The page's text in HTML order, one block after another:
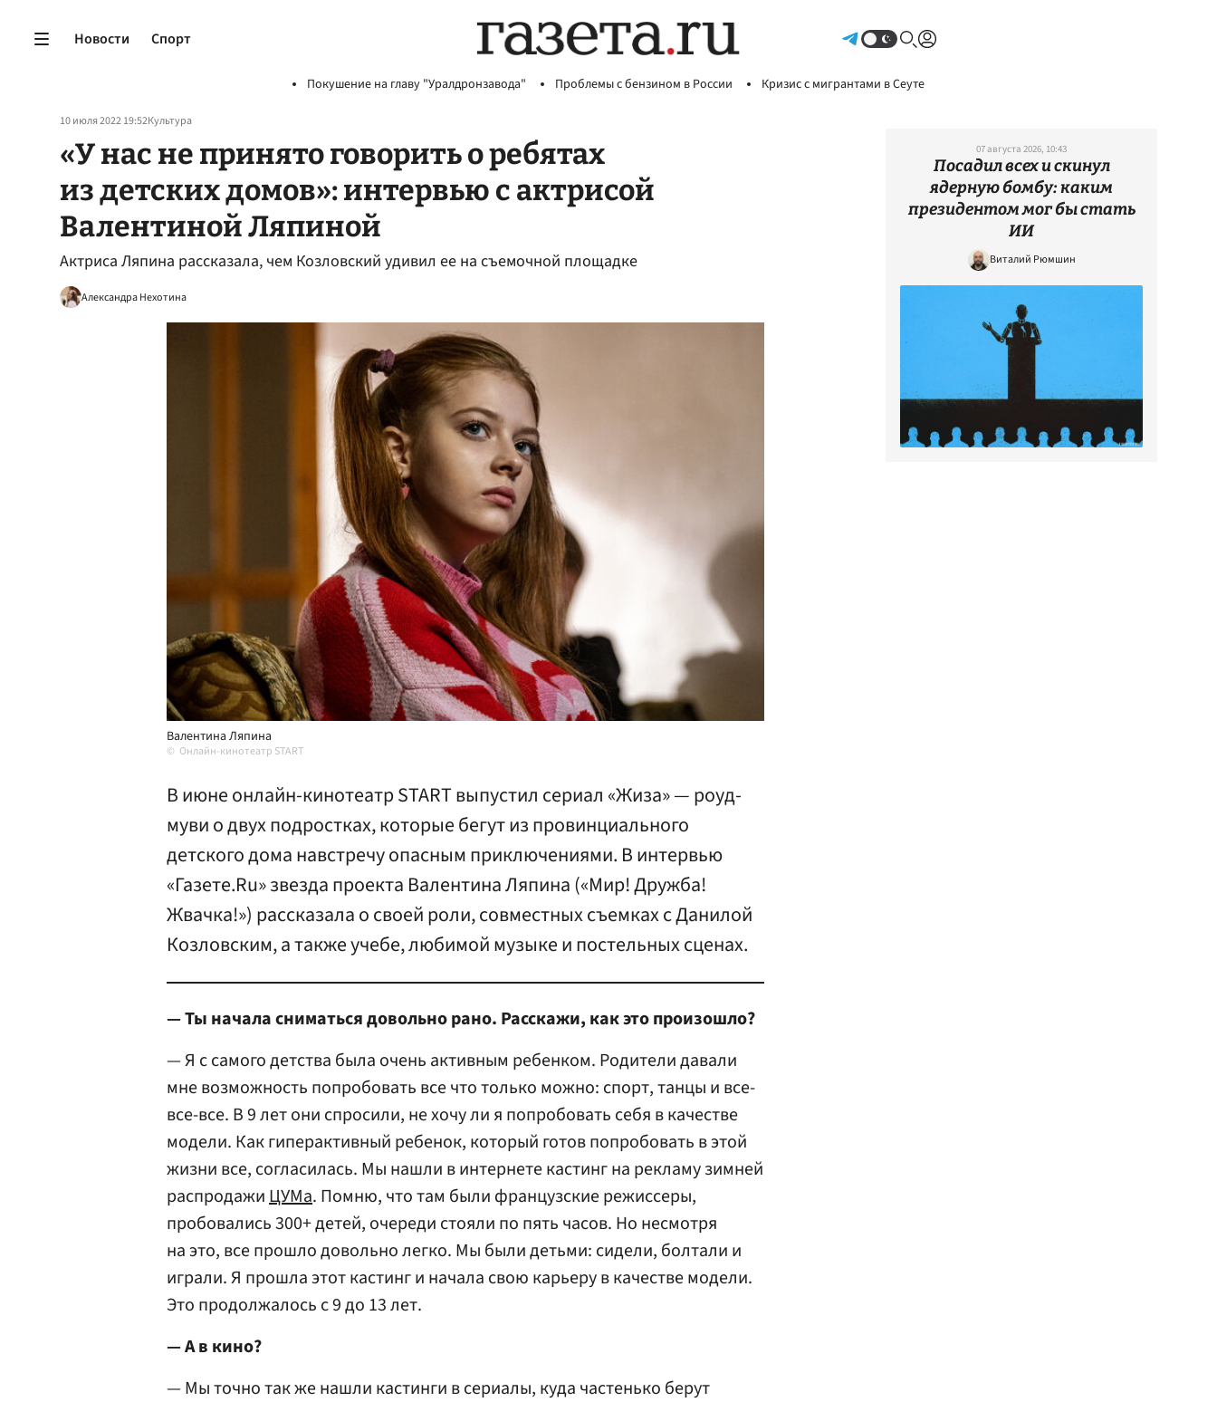
Новости Спорт
Покушение на главу "Уралдронзавода" Проблемы с бензином в России Кризис с мигрантами в Сеуте
10 июля 2022 19:52Культура
«У нас не принято говорить о ребятах
из детских домов»: интервью с актрисой
Валентиной Ляпиной
Актриса Ляпина рассказала, чем Козловский удивил ее на съемочной площадке
Александра Нехотина
Валентина Ляпина
Онлайн-кинотеатр START
В июне онлайн-кинотеатр START выпустил сериал «Жиза» — роуд-
муви о двух подростках, которые бегут из провинциального
детского дома навстречу опасным приключениями. В интервью
«Газете.Ru» звезда проекта Валентина Ляпина («Мир! Дружба!
Жвачка!») рассказала о своей роли, совместных съемках с Данилой
Козловским, а также учебе, любимой музыке и постельных сценах.
— Ты начала сниматься довольно рано. Расскажи, как это произошло?
— Я с самого детства была очень активным ребенком. Родители давали
мне возможность попробовать все что только можно: спорт, танцы и все-
все-все. В 9 лет они спросили, не хочу ли я попробовать себя в качестве
модели. Как гиперактивный ребенок, который готов попробовать в этой
жизни все, согласилась. Мы нашли в интернете кастинг на рекламу зимней
распродажиЦУМа. Помню, что там были французские режиссеры,
пробовались 300+ детей, очереди стояли по пять часов. Но несмотря
на это, все прошло довольно легко. Мы были детьми: сидели, болтали и
играли. Я прошла этот кастинг и начала свою карьеру в качестве модели.
Это продолжалось с 9 до 13 лет.
— А в кино?
— Мы точно так же нашли кастинги в сериалы, куда частенько берут
07 августа 2026, 10:43
Посадил всех и скинул
ядерную бомбу: каким
президентом мог бы стать
ИИ
Виталий Рюмшин